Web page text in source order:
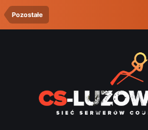
Pozostałe